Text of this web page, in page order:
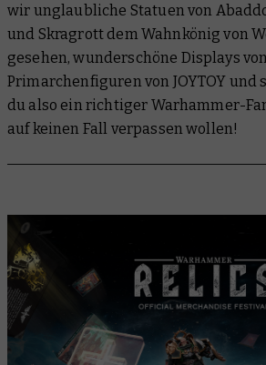
wir unglaubliche Statuen von
und Skragrott dem Wahnkönig von
gesehen, wunderschöne Displays
Primarchenfiguren von JOYTOY und
du also ein richtiger Warhammer-
auf keinen Fall verpassen wollen!